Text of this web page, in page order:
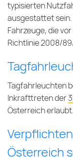
typisierten
ausgestattet
Fahrzeuge, die
Richtlinie 2008/
Tagfahrleuchten
Inkrafttreten der
Österreich erlaubt.
Österreich